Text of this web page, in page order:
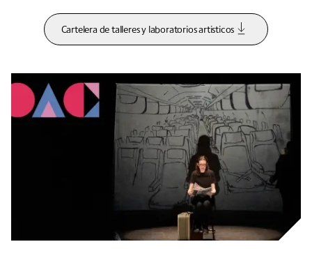
Cartelera de talleres y laboratorios artisticos